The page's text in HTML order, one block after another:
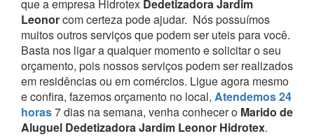
que a empresa Hidrotex Dedetizadora Jardim
Leonorcom certeza pode ajudar. Nós possuímos
muitos outros serviços que podem ser uteis para você.
Basta nos ligar a qualquer momento e solicitar o seu
orçamento, pois nossos serviços podem ser realizados
em residências ou em comércios. Ligue agora mesmo
e confira, fazemos orçamento no local, Atendemos 24
horas7 dias na semana, venha conhecer o Marido de
Aluguel Dedetizadora Jardim Leonor Hidrotex.